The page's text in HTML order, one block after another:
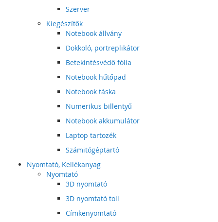
Szerver
Kiegészítők
Notebook állvány
Dokkoló, portreplikátor
Betekintésvédő fólia
Notebook hűtőpad
Notebook táska
Numerikus billentyű
Notebook akkumulátor
Laptop tartozék
Számitógéptartó
Nyomtató, Kellékanyag
Nyomtató
3D nyomtató
3D nyomtató toll
Címkenyomtató